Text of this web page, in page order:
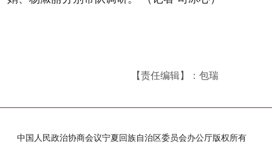
【责任编辑】：包瑞
中国人民政治协商会议宁夏回族自治区委员会办公厅版权所有